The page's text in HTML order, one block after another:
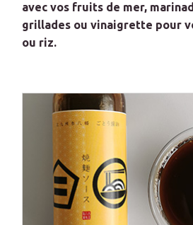
avec vos fruits de mer,
grillades ou vinaigrette pour
ou riz.